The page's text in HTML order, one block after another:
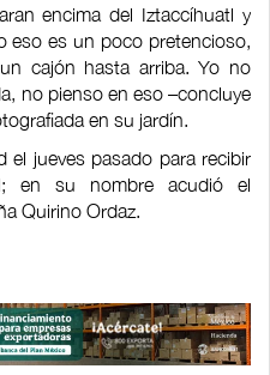
encima del Iztaccíhuatl y
eso es un poco pretencioso,
cajón hasta arriba. Yo no
no pienso en eso –concluye
en su jardín.
el jueves pasado para recibir
en su nombre acudió el
Quirino Ordaz.